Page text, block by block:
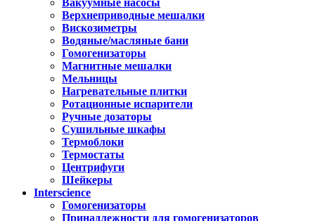
Вакуумные насосы
Верхнеприводные мешалки
Вискозиметры
Водяные/масляные бани
Гомогенизаторы
Магнитные мешалки
Мельницы
Нагревательные плитки
Ротационные испарители
Ручные дозаторы
Сушильные шкафы
Термоблоки
Термостаты
Центрифуги
Шейкеры
Interscience
Гомогенизаторы
Принадлежности для гомогенизаторов